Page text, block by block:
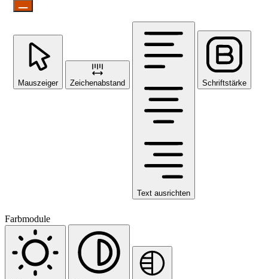
Mauszeiger Zeichenabstand
Text ausrichten
Schriftstärke
Farbmodule